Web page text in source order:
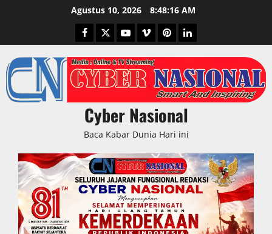
Agustus 10, 2026 8:48:17 AM
Facebook
TwitterYoutubeVimeoPinterestLinkedIn
Cyber Nasional
Baca Kabar Dunia Hari ini